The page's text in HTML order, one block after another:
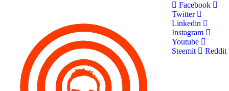
Facebook
Twitter
Linkedin
Instagram
Youtube
Steemit
Reddit